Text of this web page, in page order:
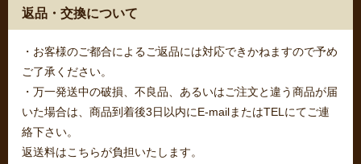
返品・交換について
・お客様のご都合によるご返品には対応できかねますので予め
ご了承ください。
・万一発送中の破損、不良品、あるいはご注文と違う商品が届
いた場合は、商品到着後3日以内にE-mailまたはTELにてご連
絡下さい。
返送料はこちらが負担いたします。